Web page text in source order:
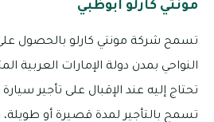
مونتي كارلو أبوظبي
تسمح شركة مونتي كارلو بالحصول
النواحي بمدن دولة الإمارات العربية
تحتاج إليه عند الإقبال على تأجير
تسمح بالتأجير لمدة قصيرة أو طويلة،